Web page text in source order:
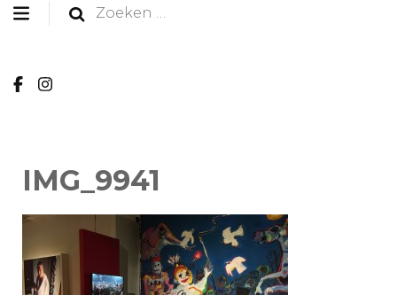
Zoeken
projectburo
IMG_9941